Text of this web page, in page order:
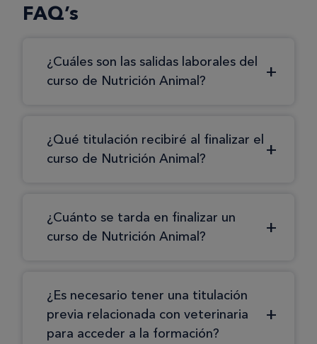
FAQ’s
¿Cuáles son las salidas laborales del
curso de Nutrición Animal?
¿Qué titulación recibiré al finalizar el
curso de Nutrición Animal?
¿Cuánto se tarda en finalizar un
curso de Nutrición Animal?
¿Es necesario tener una titulación
previa relacionada con veterinaria
para acceder a la formación?